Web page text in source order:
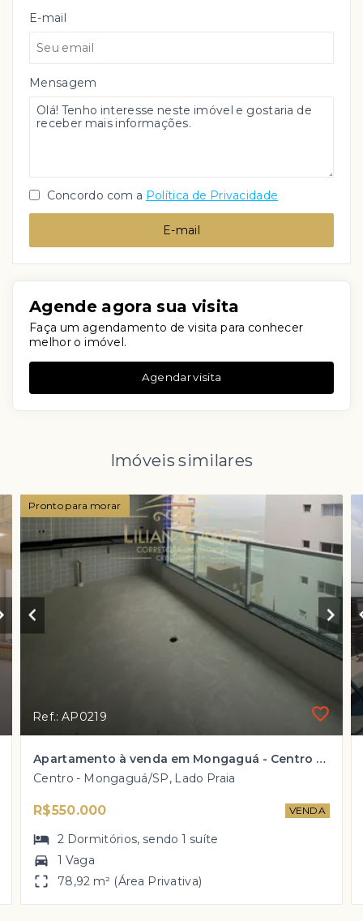
E-mail
Mensagem
Concordo com a Política de Privacidade
E-mail
Agende agora sua visita
Faça um agendamento de visita para conhecer
melhor o imóvel.
Agendar visita
Imóveis similares
Pronto para morar
Ref.: AP0219
Apartamento à venda em Mongaguá - Centro com 2 dorm e vista parcial do mar por R$ 550 mil!
Centro - Mongaguá/SP, Lado Praia
R$550.000 VENDA
2 Dormitórios, sendo1 suíte
1 Vaga
78,92 m² (Área Privativa)